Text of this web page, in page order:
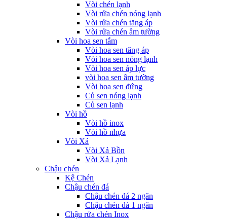
Vòi chén lạnh
Vòi rửa chén nóng lạnh
Vòi rửa chén tăng áp
Vòi rửa chén âm tường
Vòi hoa sen tắm
Vòi hoa sen tăng áp
Vòi hoa sen nóng lạnh
Vòi hoa sen áp lực
vòi hoa sen âm tường
Vòi hoa sen đứng
Củ sen nóng lạnh
Củ sen lạnh
Vòi hồ
Vòi hồ inox
Vòi hồ nhựa
Vòi Xả
Vòi Xả Bồn
Vòi Xả Lạnh
Chậu chén
Kệ Chén
Chậu chén đá
Chậu chén đá 2 ngăn
Chậu chén đá 1 ngăn
Chậu rửa chén Inox